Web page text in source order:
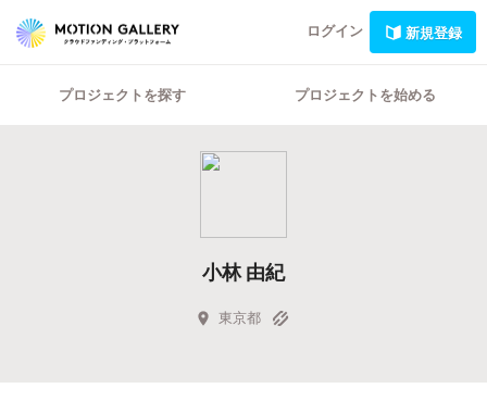
ログイン 新規登録
プロジェクトを探す プロジェクトを始める
小林 由紀
東京都